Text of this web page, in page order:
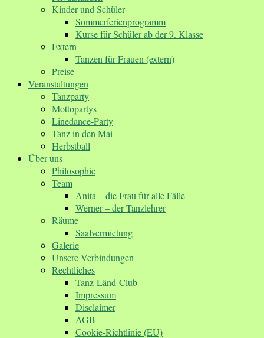
Kinder und Schüler
Sommerferienprogramm
Kurse für Schüler ab der 9. Klasse
Extern
Tanzen für Frauen (extern)
Preise
Veranstaltungen
Tanzparty
Mottopartys
Linedance-Party
Tanz in den Mai
Herbstball
Über uns
Philosophie
Team
Anita – die Frau für alle Fälle
Werner – der Tanzlehrer
Räume
Saalvermietung
Galerie
Unsere Verbindungen
Rechtliches
Tanz-Länd-Club
Impressum
Disclaimer
AGB
Cookie-Richtlinie (EU)